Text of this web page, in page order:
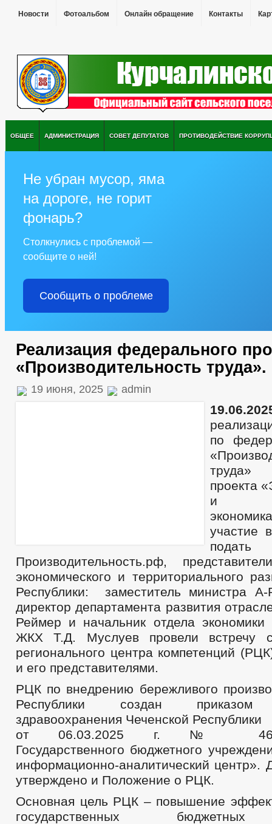
Новости Фотоальбом Онлайн обращение Контакты
ОБЩЕЕ АДМИНИСТРАЦИЯ СОВЕТ ДЕПУТАТОВ ПРОТИВОДЕЙСТВИЕ
Не убран мусор, яма
на дороге, не горит
фонарь?
Столкнулись с проблемой —
сообщите о ней!
Сообщить о проблеме
Реализация федерального
«Производительность труда».
19 июня, 2025 admin
по
труда»
проекта
и
участие
подать
Производительность.рф,
экономического и территориального
Республики: заместитель министра
директор департамента развития
Реймер и начальник отдела экономики
ЖКХ Т.Д. Муслуев провели встречу с
регионального центра компетенций
и его представителями.
РЦК по внедрению бережливого
Республики создан приказом
здравоохранения Чеченской Республики
от 06.03.2025 г. №
Государственного бюджетного
информационно-аналитический центр».
утверждено и Положение о РЦК.
Основная цель РЦК – повышение
государственных